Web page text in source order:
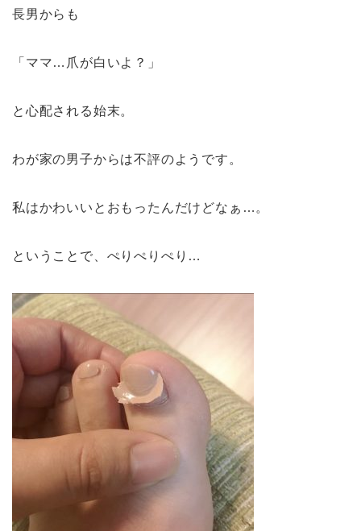
長男からも
「ママ…爪が白いよ？」
と心配される始末。
わが家の男子からは不評のようです。
私はかわいいとおもったんだけどなぁ…。
ということで、ぺりぺりぺり…